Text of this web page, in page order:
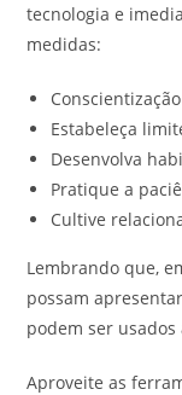
tecnologia e
medidas:
Estabeleça
Desenvolva
Pratique a
Cultive
Lembrando que,
possam
podem ser usados
Aproveite as